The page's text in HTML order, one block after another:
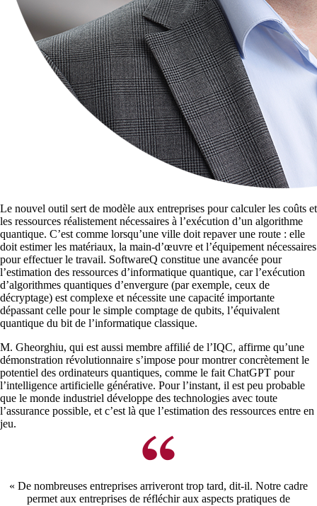
Le nouvel outil sert de modèle aux entreprises pour calculer les coûts et
les ressources réalistement nécessaires à l’exécution d’un algorithme
quantique. C’est comme lorsqu’une ville doit repaver une route : elle
doit estimer les matériaux, la main-d’œuvre et l’équipement nécessaires
pour effectuer le travail. SoftwareQ constitue une avancée pour
l’estimation des ressources d’informatique quantique, car l’exécution
d’algorithmes quantiques d’envergure (par exemple, ceux de
décryptage) est complexe et nécessite une capacité importante
dépassant celle pour le simple comptage de qubits, l’équivalent
quantique du bit de l’informatique classique.
M. Gheorghiu, qui est aussi membre affilié de l’IQC, affirme qu’une
démonstration révolutionnaire s’impose pour montrer concrètement le
potentiel des ordinateurs quantiques, comme le fait ChatGPT pour
l’intelligence artificielle générative. Pour l’instant, il est peu probable
que le monde industriel développe des technologies avec toute
l’assurance possible, et c’est là que l’estimation des ressources entre en
jeu.
« De nombreuses entreprises arriveront trop tard, dit-il. Notre cadre
permet aux entreprises de réfléchir aux aspects pratiques de